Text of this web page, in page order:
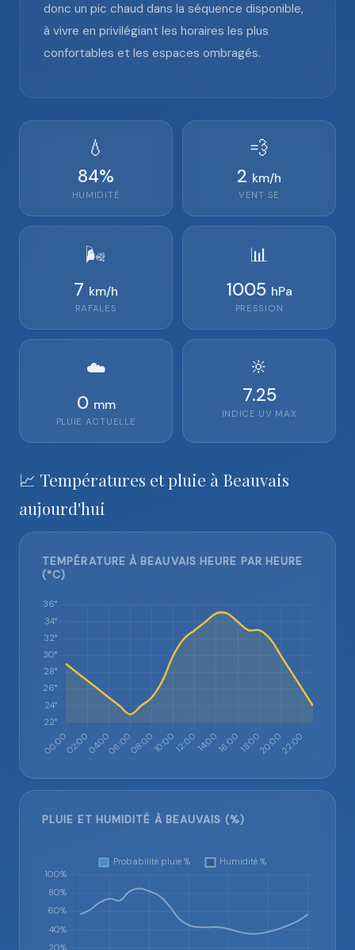
donc un pic chaud dans la séquence disponible,
à vivre en privilégiant les horaires les plus
confortables et les espaces ombragés.
💧
84%
HUMIDITÉ
💨
2 km/h
VENT SE
🌬️
7 km/h
RAFALES
📊
1005 hPa
PRESSION
☁️
0 mm
PLUIE ACTUELLE
🔆
7.25
INDICE UV MAX
📈 Températures et pluie à Beauvais
aujourd'hui
TEMPÉRATURE À BEAUVAIS HEURE PAR HEURE
(°C)
PLUIE ET HUMIDITÉ À BEAUVAIS (%)